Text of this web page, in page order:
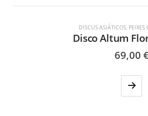
DISCUS ASIÁTICOS,
Disco Altum
69,00